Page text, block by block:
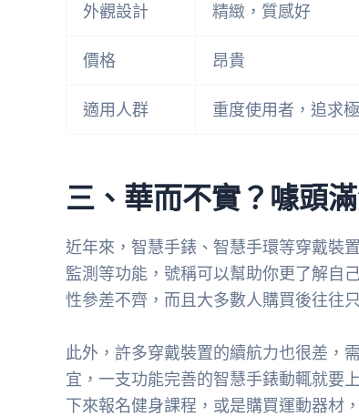
外觀設計 精緻，質感好
價格 昂貴
適用人群 重度使用者，追求
三、華而不實？噱頭
近年來，智慧手錶、智慧手環等穿戴裝
監測等功能，號稱可以幫助你更了解自
性參差不齊，而且大多數人購買後往往
此外，許多穿戴裝置的續航力也很差，
宜，一支功能完善的智慧手錶動輒就要
下來報名健身課程，或是購買運動器材